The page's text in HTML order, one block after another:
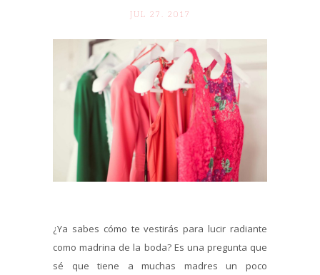
JUL 27. 2017
¿Ya sabes cómo te vestirás para lucir radiante
como madrina de la boda? Es una pregunta que
sé que tiene a muchas madres un poco